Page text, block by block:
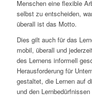
Menschen eine flexible
selbst zu entscheiden,
überall ist das Motto.
Dies gilt auch für das
mobil, überall und
des Lernens informell
Herausforderung für
gestaltet, die Lernen auf
und den